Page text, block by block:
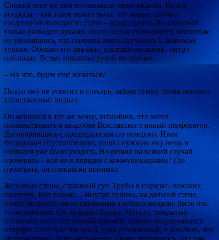
Снова в этот же дом его вызвали через неделю. На все
вопросы – как такое может быть, что новые трубы и
соединения выходят из строя – председатель Всеславский
только разводил руками. Иван сделал свою работу, нисколько
не удивившись, что поломка опять случилась в знакомом
тупике. Обошёл его два раза, посидел напротив, хмуро
наблюдая. Встал, похлопал рукой по трубам.
– Ну что, будем ещё ломаться?
Никто ему не ответил и слесарь, забрав сумку, снова покинул
таинственный подвал.
Он вернулся в тот же вечер, вспомнив, что хотел
позаимствовать в подсобке Всеславского новый перфоратор.
Договорившись с председателем по телефону, Иван
Федорович спустился вниз, нашёл нужную ему вещь и
собрался уже было уходить. Но решил на всякий случай
проверить – всё ли в порядке с коммуникациями? Где
проверять, он прекрасно понимал.
Железные стены, странный гул. Трубы в порядке, никаких
протечек. Вот только… Внутри тупика, на дальней стене,
почти закрытой магистральными трубопроводами, было что-
то непонятное. Он подошёл ближе. Металл, покрытый
несколько лет назад чёрной краской, словно подсвечивался
изнутри. Свет был бледный, едва различимый, и казалось, что
он пульсирует. Через мгновение Ивану почудилось, что там,